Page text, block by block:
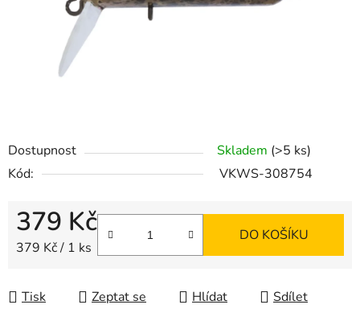
Dostupnost Skladem (>5 ks)
Kód:
VKWS-308754
379 Kč
Měrná cena:
379 Kč / 1 ks
DO KOŠÍKU
Tisk Zeptat se Hlídat Sdílet